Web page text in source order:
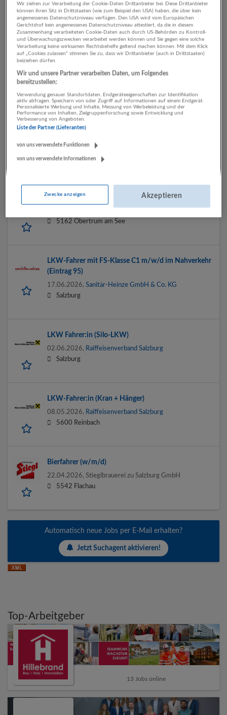
30.07.2026,Hans Vierthaler Ges.m.b.H. & Co KG
Bischofshofen
LKW-Fahrer:in für Schubboden und Plane
22.07.2026,M. Kaindl GmbH
Wals-Siezenheim
LKW-Fahrer
GmbH
Elsbethen
Bierfahrer (m/w/d)
5162 Obertrum am See
LKW-Fahrer mit FS-Klasse C1 m/w/d im Nahverkehr
(Eintrag 95)
17.06.2026, Sanitär-Heinze GmbH & Co. KG
Salzburg
LKW Fahrer:in (Silo-LKW)
02.06.2026, Raiffeisenverband Salzburg
Salzburg
LKW-Fahrer:in (Kran + Hänger)
08.05.2026, Raiffeisenverband Salzburg
5600 Reinbach
Bierfahrer (w/m/d)
22.04.2026, Stieglbrauerei zu Salzburg GmbH
5542 Flachau
Automatisch neue Jobs per E-Mail erhalten?
Jetzt Suchagent aktivieren!
Top-Arbeitgeber
13 Jobs online
Wir ziehen zur Verarbeitung der Cookie-Daten Drittanbieter bei. Diese Drittanbieter
können ihren Sitz in Drittstaaten (wie zum Beispiel den USA) haben, die über kein
angemessenes Datenschutzniveau verfügen. Den USA wird vom Europäischen
Gerichtshof kein angemessenes Datenschutzniveau attestiert, da die in diesem
Zusammenhang verarbeiteten Cookie-Daten auch durch US-Behörden zu Kontroll-
und Überwachungszwecken verarbeitet werden können und Sie gegen eine solche
Verarbeitung keine wirksamen Rechtsbehelfe geltend machen können. Mit dem Klick
auf „Cookies zulassen“ stimmen Sie zu, dass wir Drittanbieter (auch in Drittstaaten)
beiziehen dürfen.
Wir und unsere Partner verarbeiten Daten, um Folgendes
bereitzustellen:
Verwendung genauer Standortdaten. Endgeräteeigenschaften zur Identifikation
aktiv abfragen. Speichern von oder Zugriff auf Informationen auf einem Endgerät.
Personalisierte Werbung und Inhalte, Messung von Werbeleistung und der
Performance von Inhalten, Zielgruppenforschung sowie Entwicklung und
Verbesserung von Angeboten.
Liste der Partner (Lieferanten)
von uns verwendete Funktionen
von uns verwendete Informationen
Zwecke anzeigen Akzeptieren